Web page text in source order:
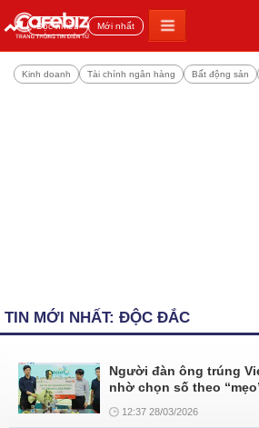
Đọc nhiều Mới nhất
Kinh doanh Tài chính ngân hàng Bất động sản
TIN MỚI NHẤT: ĐỘC ĐẮC
Người đàn ông trúng
nhờ chọn số theo
12:37 28/03/2026